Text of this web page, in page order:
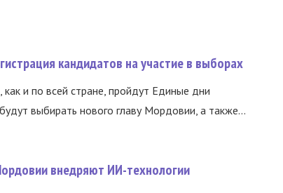
кандидатов на участие в выборах
и по всей стране, пройдут Единые дни
выбирать нового главу Мордовии, а также...
внедряют ИИ-технологии